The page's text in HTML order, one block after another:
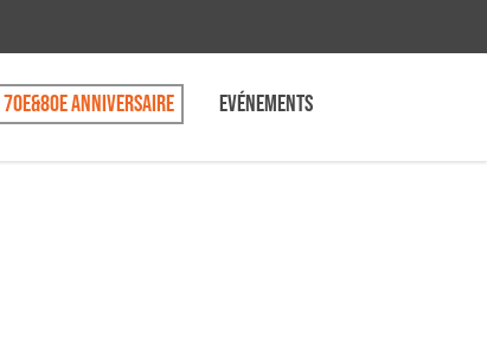
70e&80e anniversaire Evénements